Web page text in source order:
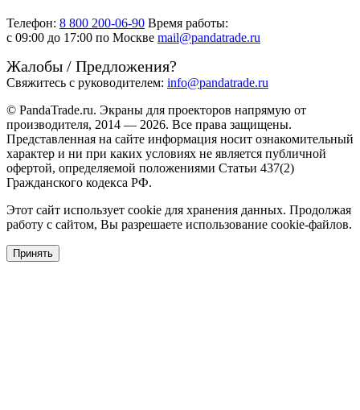
Телефон: 8 800 200-06-90 Время работы:
c 09:00 до 17:00 по Москве mail@pandatrade.ru
Жалобы / Предложения?
Свяжитесь с руководителем: info@pandatrade.ru
© PandaTrade.ru. Экраны для проекторов напрямую от
производителя, 2014 — 2026. Все права защищены.
Представленная на сайте информация носит ознакомительный
характер и ни при каких условиях не является публичной
офертой, определяемой положениями Статьи 437(2)
Гражданского кодекса РФ.
Этот сайт использует cookie для хранения данных. Продолжая
работу с сайтом, Вы разрешаете использование cookie-файлов.
Принять